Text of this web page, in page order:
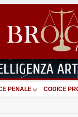
PENALE CODICE